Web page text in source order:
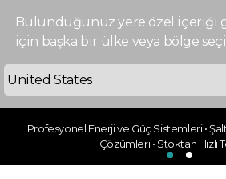
Bulunduğunuz yere özel içeriği
için başka bir ülke veya bölge
Profesyonel Enerji ve Güç Sistemleri •
Çözümleri • Stoktan Hızlı